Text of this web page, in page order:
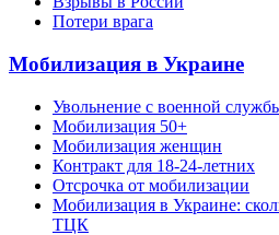
Потери врага
Мобилизация в Украине
Увольнение с военной
Мобилизация 50+
Мобилизация женщин
Контракт для 18-24-летних
Отсрочка от мобилизации
Мобилизация в Украине:
ТЦК